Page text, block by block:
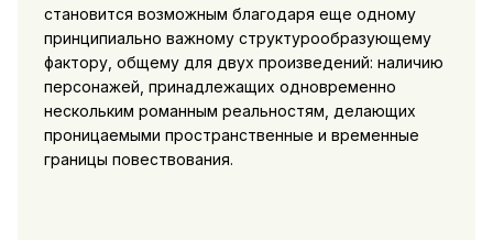
становится возможным благодаря еще одному
принципиально важному структурообразующему
фактору, общему для двух произведений: наличию
персонажей, принадлежащих одновременно
нескольким романным реальностям, делающих
проницаемыми пространственные и временные
границы повествования.